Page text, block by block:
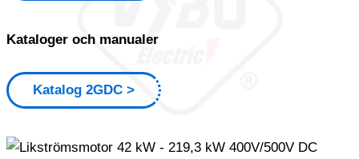
Kataloger och manualer
Katalog 2GDC